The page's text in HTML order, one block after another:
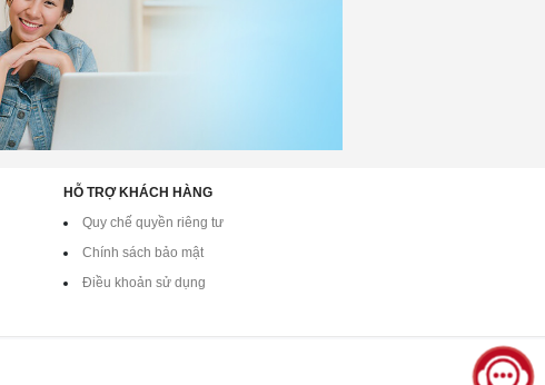
HỖ TRỢ KHÁCH HÀNG
Quy chế quyền riêng tư
Chính sách bảo mật
Điều khoản sử dụng